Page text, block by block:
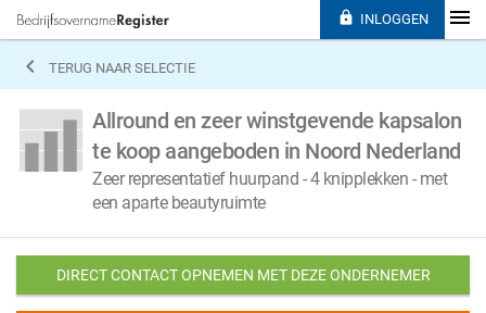
 TERUG NAAR SELECTIE
Allround en zeer winstgevende kapsalon
te koop aangeboden in Noord Nederland
Zeer representatief huurpand - 4 knipplekken - met
een aparte beautyruimte
DIRECT CONTACT OPNEMEN MET DEZE ONDERNEMER
 INLOGGEN